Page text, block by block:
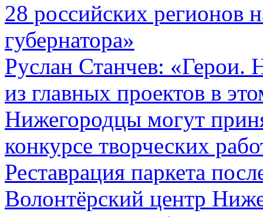
28 российских регионов
губернатора»
Руслан Станчев: «Герои.
из главных проектов в
Нижегородцы могут
конкурсе творческих
Реставрация паркета
Волонтёрский центр